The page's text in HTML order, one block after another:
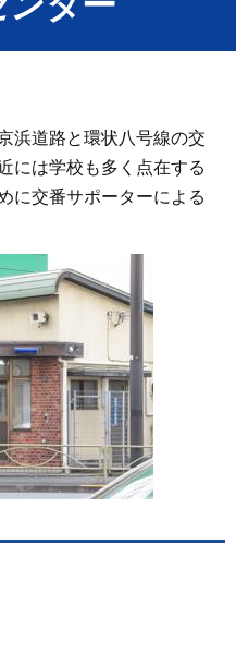
浜道路と環状八号線の交
には学校も多く点在する
に交番サポーターによる